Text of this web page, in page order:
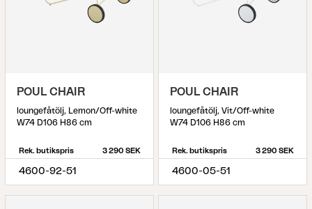
POUL CHAIR
loungefåtölj, Lemon/Off-white
W74 D106 H86 cm
Rek. butikspris 3 290 SEK
4600-92-51
POUL CHAIR
loungefåtölj, Vit/Off-white
W74 D106 H86 cm
Rek. butikspris 3 290 SEK
4600-05-51